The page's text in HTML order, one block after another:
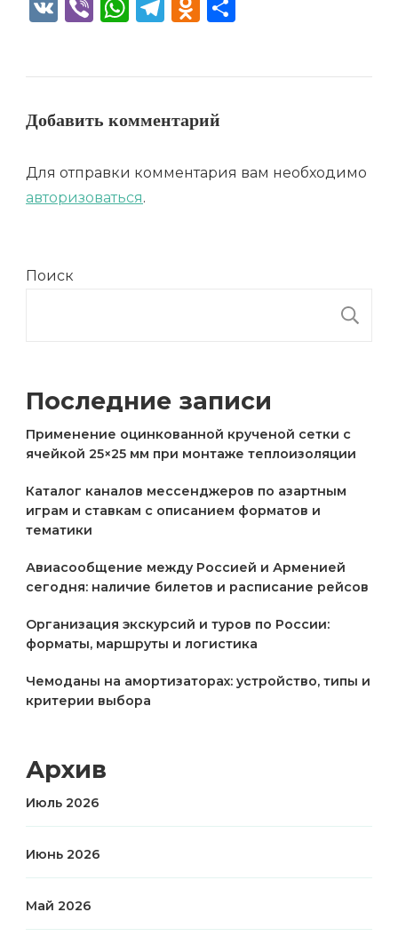
VK ViberWhatsApp
Telegram
Odnoklassniki
Добавить комментарий
Для отправки комментария вам необходимо
авторизоваться.
Поиск
Последние записи
Применение оцинкованной крученой сетки с
ячейкой 25×25 мм при монтаже теплоизоляции
Каталог каналов мессенджеров по азартным
играм и ставкам с описанием форматов и
тематики
Авиасообщение между Россией и Арменией
сегодня: наличие билетов и расписание рейсов
Организация экскурсий и туров по России:
форматы, маршруты и логистика
Чемоданы на амортизаторах: устройство, типы и
критерии выбора
Архив
Июль 2026
Июнь 2026
Май 2026